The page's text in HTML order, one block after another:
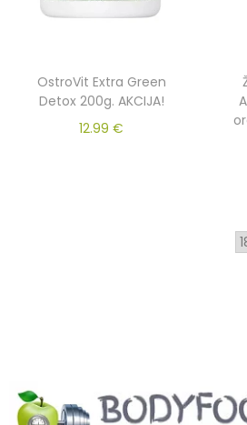
OstroVit Extra Green
Detox 200g. AKCIJA!
12.99€